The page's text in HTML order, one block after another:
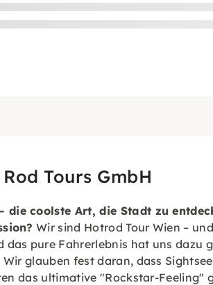
Tours GmbH
die coolste Art, die Stadt zu
Wir sind Hotrod Tour Wien –
pure Fahrerlebnis hat uns
glauben fest daran, dass
das ultimative "Rockstar-